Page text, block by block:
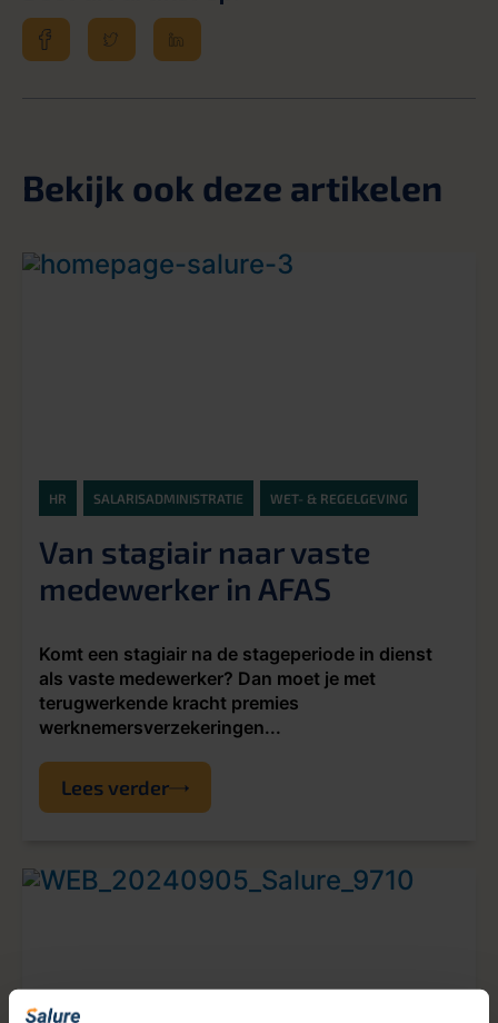
Bekijk ook deze artikelen
HR SALARISADMINISTRATIE WET- & REGELGEVING
Van stagiair naar vaste
medewerker in AFAS
Komt een stagiair na de stageperiode in dienst
als vaste medewerker? Dan moet je met
terugwerkende kracht premies
werknemersverzekeringen...
Lees verder